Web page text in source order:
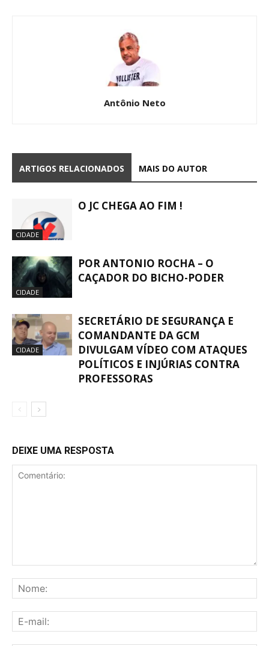
Antônio Neto
ARTIGOS RELACIONADOS MAIS DO AUTOR
CIDADE
O JC CHEGA AO FIM !
CIDADE
POR ANTONIO ROCHA – O
CAÇADOR DO BICHO-PODER
CIDADE
SECRETÁRIO DE SEGURANÇA E
COMANDANTE DA GCM
DIVULGAM VÍDEO COM ATAQUES
POLÍTICOS E INJÚRIAS CONTRA
PROFESSORAS
DEIXE UMA RESPOSTA